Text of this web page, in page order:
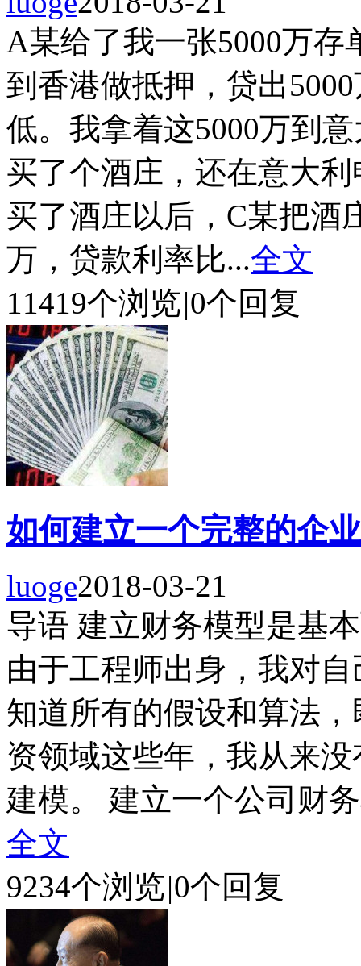
A某给了我一张5000万
到香港做抵押，贷出
低。我拿着这5000万到
买了个酒庄，还在意大
买了酒庄以后，C某把酒
万，贷款利率比...全文
11419个浏览|0个回复
如何建立一个完整的企
luoge2018-03-21
导语 建立财务模型是基
由于工程师出身，我对
知道所有的假设和算法
资领域这些年，我从来
建模。 建立一个公司财
全文
9234个浏览|0个回复